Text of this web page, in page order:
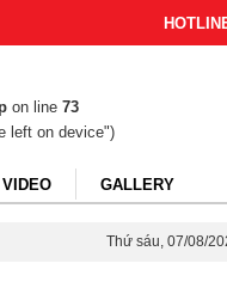
on line 73
left on device")
VIDEO GALLERY
Thứ sáu, 07/08/